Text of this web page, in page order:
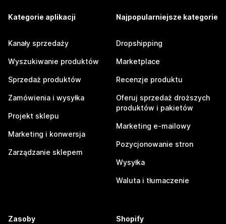
Kategorie aplikacji
Kanały sprzedaży
Wyszukiwanie produktów
Sprzedaż produktów
Zamówienia i wysyłka
Projekt sklepu
Marketing i konwersja
Zarządzanie sklepem
Najpopularniejsze kategorie
Dropshipping
Marketplace
Recenzje produktu
Oferuj sprzedaż droższych
produktów i pakietów
Marketing e-mailowy
Pozycjonowanie stron
Wysyłka
Waluta i tłumaczenie
Zasoby Shopify